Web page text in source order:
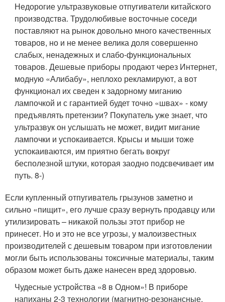
Недорогие ультразвуковые отпугиватели китайского
производства. Трудолюбивые восточные соседи
поставляют на рынок довольно много качественных
товаров, но и не менее велика доля совершенно
слабых, ненадежных и слабо-функциональных
товаров. Дешевые приборы продают через Интернет,
модную «Алибабу», неплохо рекламируют, а вот
функционал их сведен к задорному миганию
лампочкой и с гарантией будет точно «швах» - кому
предъявлять претензии? Покупатель уже знает, что
ультразвук он услышать не может, видит мигание
лампочки и успокаивается. Крысы и мыши тоже
успокаиваются, им приятно бегать вокруг
бесполезной штуки, которая заодно подсвечивает им
путь. 8-)
Если купленный отпугиватель грызунов заметно и
сильно «пищит», его лучше сразу вернуть продавцу или
утилизировать – никакой пользы этот прибор не
принесет. Но и это не все угрозы, у малоизвестных
производителей с дешевым товаром при изготовлении
могли быть использованы токсичные материалы, таким
образом может быть даже нанесен вред здоровью.
Чудесные устройства «8 в Одном»! В приборе
напиханы 2-3 технологии (магнитно-резонансные,